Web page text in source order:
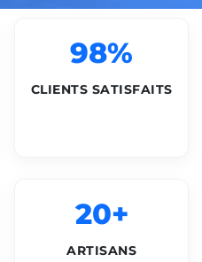
98%
CLIENTS SATISFAITS
20+
ARTISANS